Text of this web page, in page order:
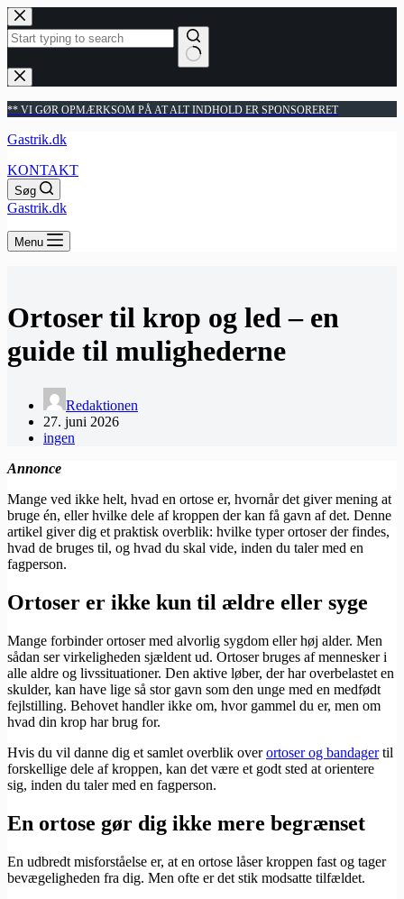
Fortsæt
til
indhold
Ingen
resultater
** VI GØR OPMÆRKSOM PÅ AT ALT INDHOLD ER SPONSORERET
Gastrik.dk
KONTAKT
Søg
Gastrik.dk
Menu
Ortoser til krop og led – en
guide til mulighederne
Redaktionen
27. juni 2026
ingen
Annonce
Mange ved ikke helt, hvad en ortose er, hvornår det giver mening at
bruge én, eller hvilke dele af kroppen der kan få gavn af det. Denne
artikel giver dig et praktisk overblik: hvilke typer ortoser der findes,
hvad de bruges til, og hvad du skal vide, inden du taler med en
fagperson.
Ortoser er ikke kun til ældre eller syge
Mange forbinder ortoser med alvorlig sygdom eller høj alder. Men
sådan ser virkeligheden sjældent ud. Ortoser bruges af mennesker i
alle aldre og livssituationer. Den aktive løber, der har overbelastet en
skulder, kan have lige så stor gavn som den unge med en medfødt
fejlstilling. Behovet handler ikke om, hvor gammel du er, men om
hvad din krop har brug for.
Hvis du vil danne dig et samlet overblik overortoser og bandagertil
forskellige dele af kroppen, kan det være et godt sted at orientere
sig, inden du taler med en fagperson.
En ortose gør dig ikke mere begrænset
En udbredt misforståelse er, at en ortose låser kroppen fast og tager
bevægeligheden fra dig. Men ofte er det stik modsatte tilfældet.